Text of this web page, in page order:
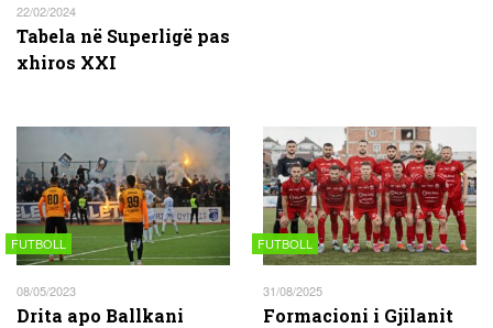
22/02/2024
Tabela në Superligë pas
xhiros XXI
FUTBOLL
08/05/2023
Drita apo Ballkani
FUTBOLL
31/08/2025
Formacioni i Gjilanit